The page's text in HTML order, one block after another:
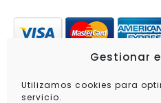
Gestionar
Utilizamos cookies para
servicio.